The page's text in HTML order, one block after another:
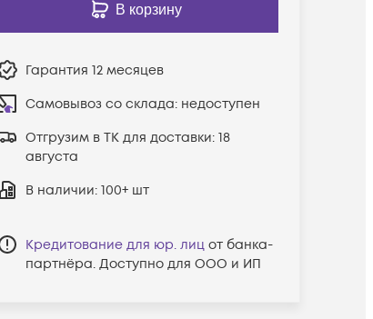
В корзину
Гарантия 12 месяцев
Самовывоз со склада: недоступен
Отгрузим в ТК для доставки: 18
августа
В наличии: 100+ шт
Кредитование для юр. лиц от банка-
партнёра. Доступно для ООО и ИП